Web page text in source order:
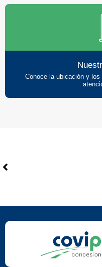
Conoce la ubicación y